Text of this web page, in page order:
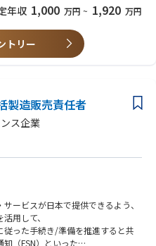
徴】
の長年使われている医薬品である
いと言えます。しかしながら、安
にありますので、最新の規制当局
制当局からは求められております
験をもとに、総責としての様々な
から製品の市場への出荷に至る業
質管理並びに製造販売後安全管理
年収 1,000 万円 ~ 1,920 万円
トリー
製造販売責任者
ス企業
ービスが日本で提供できるよう、
用して、
った手続き/準備を推進すると共
（FSN）といった